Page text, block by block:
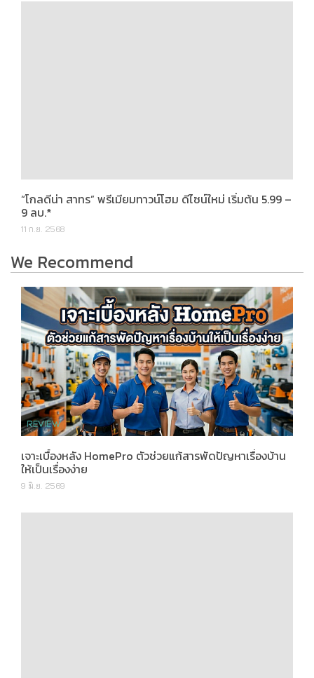
“โกลดีน่า สาทร” พรีเมียมทาวน์โฮม ดีไซน์ใหม่ เริ่มต้น 5.99 –
9 ลบ.*
11 ก.ย. 2568
We Recommend
เจาะเบื้องหลัง HomePro ตัวช่วยแก้สารพัดปัญหาเรื่องบ้าน
ให้เป็นเรื่องง่าย
9 มิ.ย. 2569